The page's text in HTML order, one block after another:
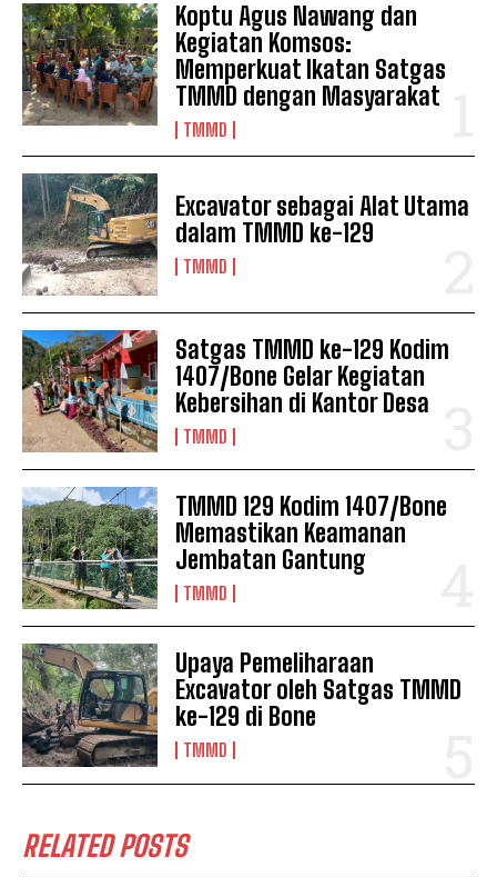
Koptu Agus Nawang dan
Kegiatan Komsos:
Memperkuat Ikatan Satgas
TMMD dengan Masyarakat
TMMD
Excavator sebagai Alat Utama
dalam TMMD ke-129
TMMD
Satgas TMMD ke-129 Kodim
1407/Bone Gelar Kegiatan
Kebersihan di Kantor Desa
TMMD
TMMD 129 Kodim 1407/Bone
Memastikan Keamanan
Jembatan Gantung
TMMD
Upaya Pemeliharaan
Excavator oleh Satgas TMMD
ke-129 di Bone
TMMD
RELATED POSTS